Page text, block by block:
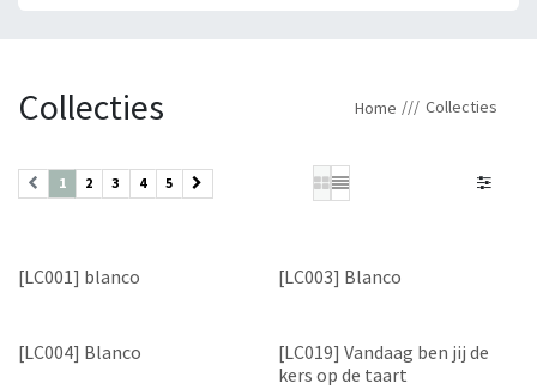
Collecties Home Collecties
1 2 3 4 5
[LC001] blanco [LC003] Blanco
[LC004] Blanco
[LC019] Vandaag ben jij de
kers op de taart